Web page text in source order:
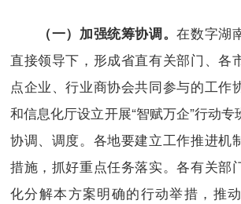
（一）加强统筹协调。在数字湖
直接领导下，形成省直有关部门、各
点企业、行业商协会共同参与的工作
和信息化厅设立开展“智赋万企”行动
协调、调度。各地要建立工作推进机
措施，抓好重点任务落实。各有关部
化分解本方案明确的行动举措，推